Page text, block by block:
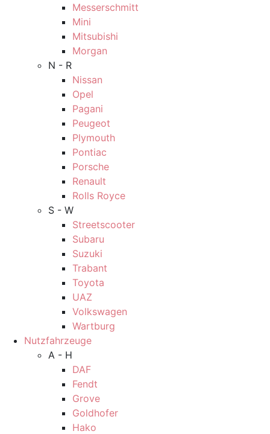
Messerschmitt
Mini
Mitsubishi
Morgan
N - R
Nissan
Opel
Pagani
Peugeot
Plymouth
Pontiac
Porsche
Renault
Rolls Royce
S - W
Streetscooter
Subaru
Suzuki
Trabant
Toyota
UAZ
Volkswagen
Wartburg
Nutzfahrzeuge
A - H
DAF
Fendt
Grove
Goldhofer
Hako